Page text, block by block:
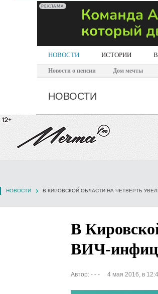
РЕКЛАМА
НОВОСТИ ИСТОРИИ
Новости о пенсии Дом мечты
НОВОСТИ
НОВОСТИ В КИРОВСКОЙ ОБЛАСТИ НА ЧЕТВЕРТЬ
В
ВИЧ-
Автор: - - - 4 мая 2016, в